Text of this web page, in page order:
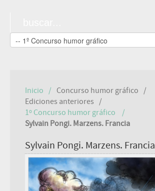
Inicio
Concurso humor gráfico
Ediciones anteriores
1º Concurso humor gráfico
Sylvain Pongi. Marzens. Francia
Sylvain Pongi. Marzens. Francia